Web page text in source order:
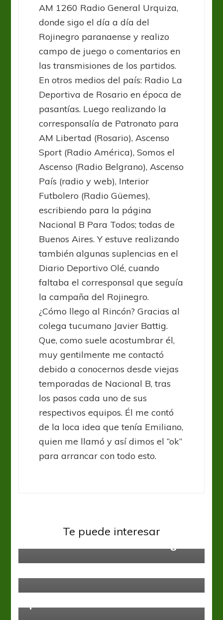
AM 1260 Radio General Urquiza,
donde sigo el día a día del
Rojinegro paranaense y realizo
campo de juego o comentarios en
las transmisiones de los partidos.
En otros medios del país: Radio La
Deportiva de Rosario en época de
pasantías. Luego realizando la
corresponsalía de Patronato para
AM Libertad (Rosario), Ascenso
Sport (Radio América), Somos el
Ascenso (Radio Belgrano), Ascenso
País (radio y web), Interior
Futbolero (Radio Güemes),
escribiendo para la página
Nacional B Para Todos; todas de
Buenos Aires. Y estuve realizando
también algunas suplencias en el
Diario Deportivo Olé, cuando
faltaba el corresponsal que seguía
la campaña del Rojinegro.
¿Cómo llego al Rincón? Gracias al
colega tucumano Javier Battig.
Que, como suele acostumbrar él,
muy gentilmente me contactó
debido a conocernos desde viejas
temporadas de Nacional B, tras
los pasos cada uno de sus
respectivos equipos. Él me contó
de la loca idea que tenía Emiliano,
quien me llamó y así dimos el “ok”
para arrancar con todo esto.
Te puede interesar
Newells evalúa renovar el